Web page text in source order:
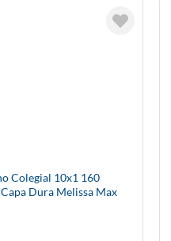
Colegial 10x1 160
Dura Melissa Max